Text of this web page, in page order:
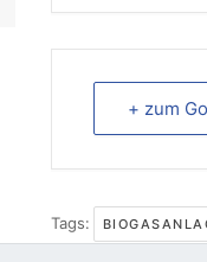
+ zum
Tags: